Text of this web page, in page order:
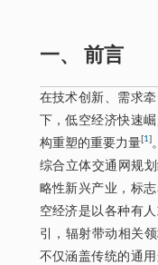
一、 前言
在技术创新、需求
下，低空经济快速
构重塑的重要力量[1]
综合立体交通网规
略性新兴产业，标
空经济是以各种有
引，辐射带动相关
不仅涵盖传统的通